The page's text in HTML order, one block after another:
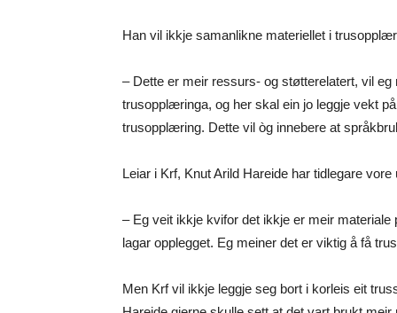
Han vil ikkje samanlikne materiellet i
– Dette er meir ressurs- og støtterelatert, vil
trusopplæringa, og her skal ein jo leggje vekt
trusopplæring. Dette vil òg innebere at
Leiar i Krf, Knut Arild Hareide har tidlegare
– Eg veit ikkje kvifor det ikkje er meir
lagar opplegget. Eg meiner det er viktig å få
Men Krf vil ikkje leggje seg bort i korleis eit